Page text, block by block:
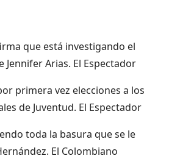
que está investigando el
Arias. El Espectador
primera vez elecciones a los
de Juventud. El Espectador
toda la basura que se le
El Colombiano